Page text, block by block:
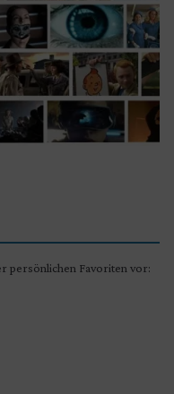
persönlichen Favoriten vor: